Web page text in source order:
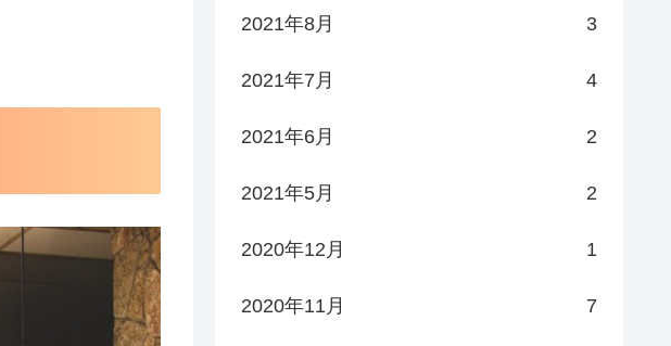
2021年8月 3
2021年7月 4
2021年6月 2
2021年5月 2
2020年12月 1
2020年11月 7